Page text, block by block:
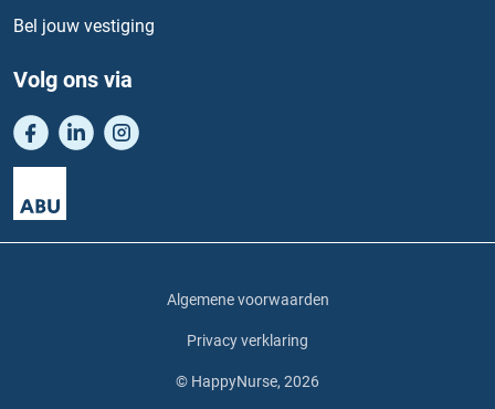
Bel jouw vestiging
Volg ons via
Algemene voorwaarden
Privacy verklaring
© HappyNurse, 2026